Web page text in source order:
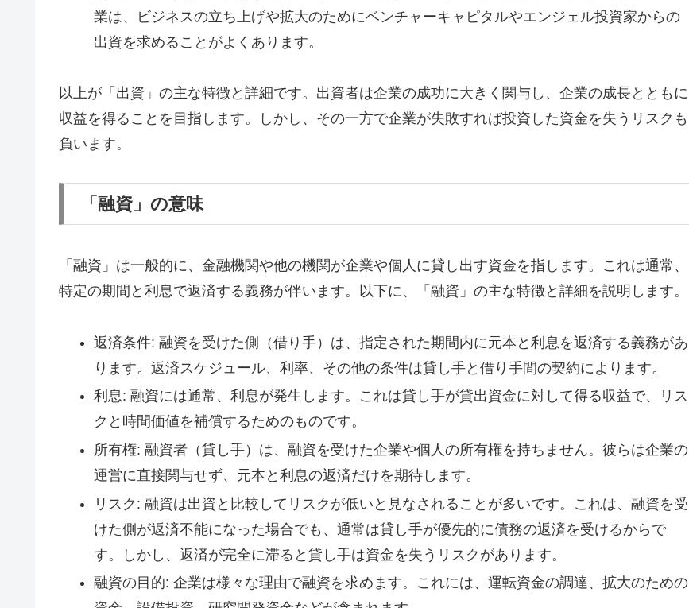
業は、ビジネスの立ち上げや拡大のためにベンチャーキャピタルやエンジェル投資家からの
出資を求めることがよくあります。
以上が「出資」の主な特徴と詳細です。出資者は企業の成功に大きく関与し、企業の成長とともに
収益を得ることを目指します。しかし、その一方で企業が失敗すれば投資した資金を失うリスクも
負います。
「融資」の意味
「融資」は一般的に、金融機関や他の機関が企業や個人に貸し出す資金を指します。これは通常、
特定の期間と利息で返済する義務が伴います。以下に、「融資」の主な特徴と詳細を説明します。
返済条件: 融資を受けた側（借り手）は、指定された期間内に元本と利息を返済する義務があ
ります。返済スケジュール、利率、その他の条件は貸し手と借り手間の契約によります。
利息: 融資には通常、利息が発生します。これは貸し手が貸出資金に対して得る収益で、リス
クと時間価値を補償するためのものです。
所有権: 融資者（貸し手）は、融資を受けた企業や個人の所有権を持ちません。彼らは企業の
運営に直接関与せず、元本と利息の返済だけを期待します。
リスク: 融資は出資と比較してリスクが低いと見なされることが多いです。これは、融資を受
けた側が返済不能になった場合でも、通常は貸し手が優先的に債務の返済を受けるからで
す。しかし、返済が完全に滞ると貸し手は資金を失うリスクがあります。
融資の目的: 企業は様々な理由で融資を求めます。これには、運転資金の調達、拡大のための